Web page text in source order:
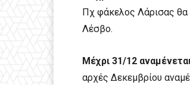
Πχ φάκελος Λάρισας θα
Λέσβο.
Μέχρι 31/12
αρχές Δεκεμβρίου